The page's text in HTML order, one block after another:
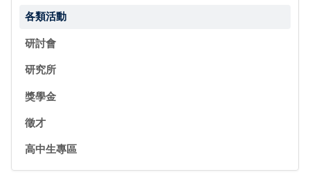
各類活動
研討會
研究所
獎學金
徵才
高中生專區